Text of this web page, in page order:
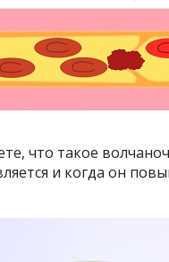
что такое
и когда он